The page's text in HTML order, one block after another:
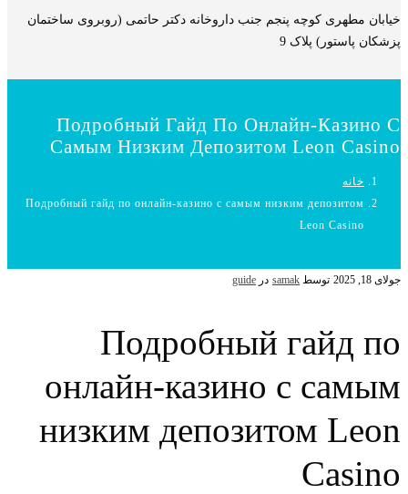
خیابان مطهری کوچه پنجم جنب داروخانه دکتر حاتمی (روبروی ساختمان
پزشکان پاستور) پلاک 9
Подробный Гайд По Онлайн-Казино С
Самым Низким Депозитом Leon Casino
خانه
Подробный гайд по онлайн-казино с самым низким депозитом
Leon Casino
جولای 18, 2025 توسط samak در guide
Подробный гайд по
онлайн-казино с самым
низким депозитом Leon
Casino